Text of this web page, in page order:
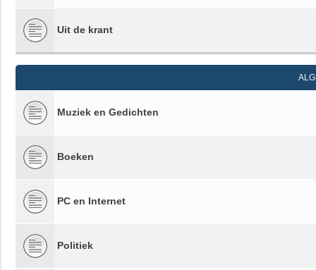
Uit de krant
Muziek en Gedichten
Boeken
PC en Internet
Politiek